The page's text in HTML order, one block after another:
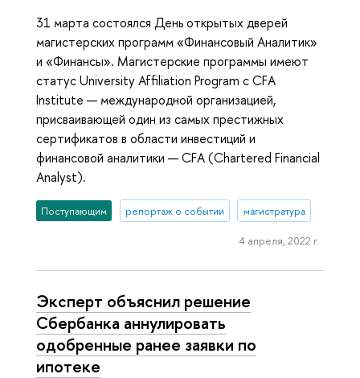
31 марта состоялся День открытых дверей
магистерских программ «Финансовый Аналитик»
и «Финансы». Магистерские программы имеют
статус University Affiliation Program c CFA
Institute — международной организацией,
присваивающей один из самых престижных
сертификатов в области инвестиций и
финансовой аналитики — CFA (Chartered Financial
Analyst).
Поступающим репортаж о событии магистратура
4 апреля, 2022 г.
Эксперт объяснил решение
Сбербанка аннулировать
одобренные ранее заявки по
ипотеке